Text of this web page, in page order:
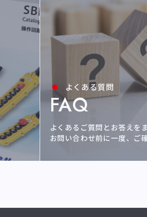
よくある質問
FAQ
よくあるご質問とお答えを
お問い合わせ前に一度、ご